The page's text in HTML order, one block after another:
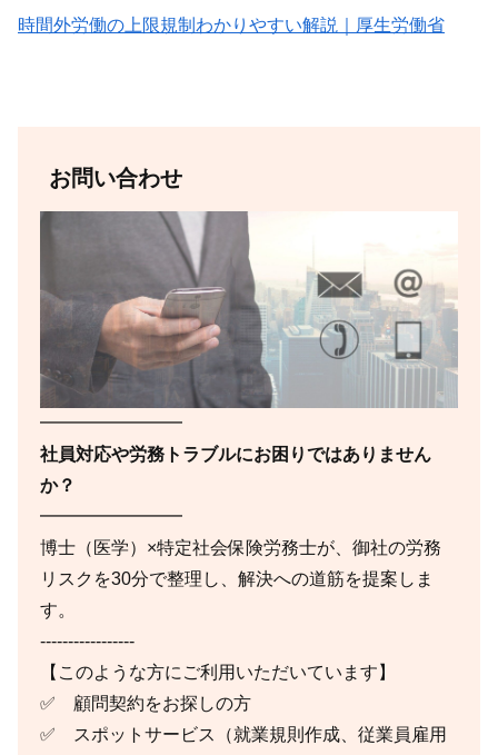
時間外労働の上限規制わかりやすい解説｜厚生労働省
お問い合わせ
━━━━━━━━
社員対応や労務トラブルにお困りではありません
か？
━━━━━━━━
博士（医学）×特定社会保険労務士が、御社の労務
リスクを30分で整理し、解決への道筋を提案しま
す。
-----------------
【このような方にご利用いただいています】
✅ 顧問契約をお探しの方
✅ スポットサービス（就業規則作成、従業員雇用